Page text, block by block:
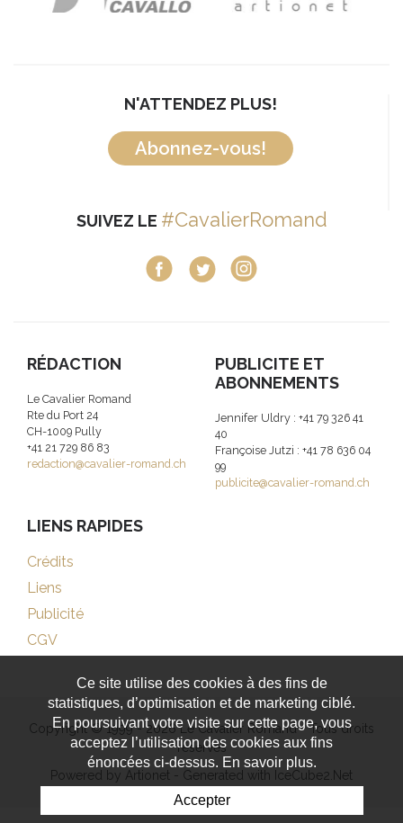
N'ATTENDEZ PLUS!
Abonnez-vous!
SUIVEZ LE #CavalierRomand
RÉDACTION
Le Cavalier Romand
Rte du Port 24
CH-1009 Pully
+41 21 729 86 83
redaction@cavalier-romand.ch
PUBLICITE ET
ABONNEMENTS
Jennifer Uldry : +41 79 326 41
40
Françoise Jutzi : +41 78 636 04
99
publicite@cavalier-romand.ch
LIENS RAPIDES
Crédits
Liens
Publicité
CGV
Copyright © 1999 - 2026 Le Cavalier Romand - Tous droits
réservés
Powered by Artionet - Generated with IceCube2.Net
Ce site utilise des cookies à des fins de
statistiques, d’optimisation et de marketing ciblé.
En poursuivant votre visite sur cette page, vous
acceptez l’utilisation des cookies aux fins
énoncées ci-dessus. En savoir plus.
Accepter